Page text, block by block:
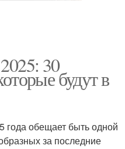
30
будут в
года обещает быть одной
за последние